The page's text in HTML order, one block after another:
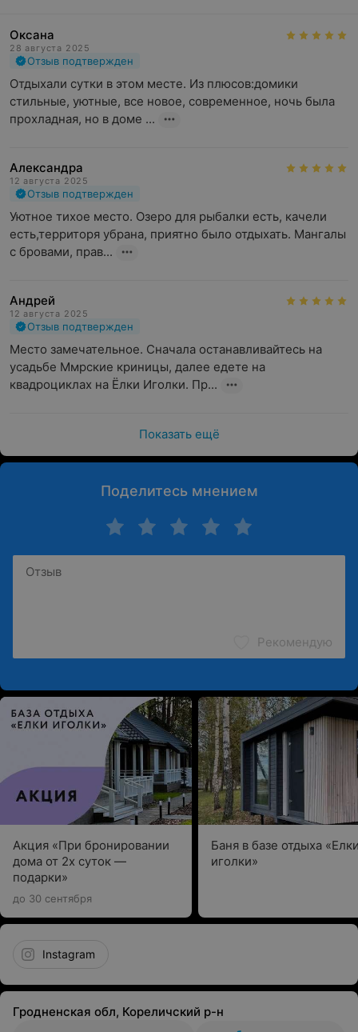
Оксана
28 августа 2025
Отзыв подтвержден
Отдыхали сутки в этом месте. Из плюсов:домики
стильные, уютные, все новое, современное, ночь была
прохладная, но в доме ...
Александра
12 августа 2025
Отзыв подтвержден
Уютное тихое место. Озеро для рыбалки есть, качели
есть,территоря убрана, приятно было отдыхать. Мангалы
с бровами, прав...
Андрей
12 августа 2025
Отзыв подтвержден
Место замечательное. Сначала останавливайтесь на
усадьбе Ммрские криницы, далее едете на
квадроциклах на Ёлки Иголки. Пр...
Показать ещё
Поделитесь мнением
Рекомендую
Акция «При бронировании
дома от 2х суток —
подарки»
до 30 сентября
Баня в базе отдыха
иголки»
Instagram
Гродненская обл, Кореличский р-н